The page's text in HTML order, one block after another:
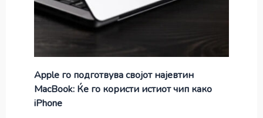
Apple го подготвува својот најевтин
MacBook: Ќе го користи истиот чип како
iPhone